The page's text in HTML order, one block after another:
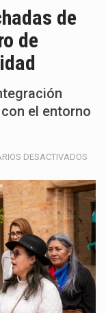
de
de
el entorno
DESACTIVADOS
EN
LAS
DE
LAS
DEL